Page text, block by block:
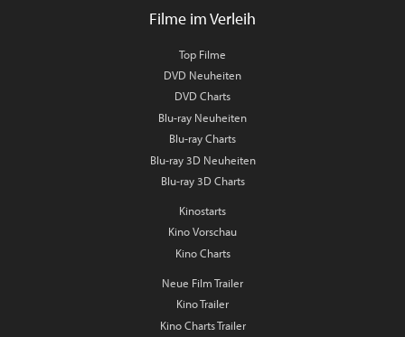
Filme im Verleih
Top Filme
DVD Neuheiten
DVD Charts
Blu-ray Neuheiten
Blu-ray Charts
Blu-ray 3D Neuheiten
Blu-ray 3D Charts
Kinostarts
Kino Vorschau
Kino Charts
Neue Film Trailer
Kino Trailer
Kino Charts Trailer